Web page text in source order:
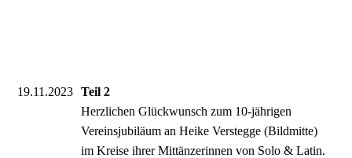
19.11.2023
Teil 2
Herzlichen Glückwunsch zum 10-jährigen
Vereinsjubiläum an Heike Verstegge (Bildmitte)
im Kreise ihrer Mittänzerinnen von Solo & Latin.